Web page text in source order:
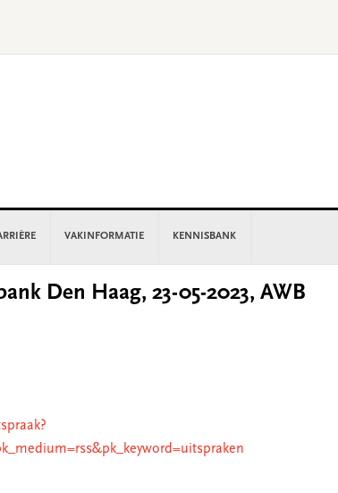
VAKINFORMATIE KENNISBANK
Den Haag, 23-05-2023, AWB